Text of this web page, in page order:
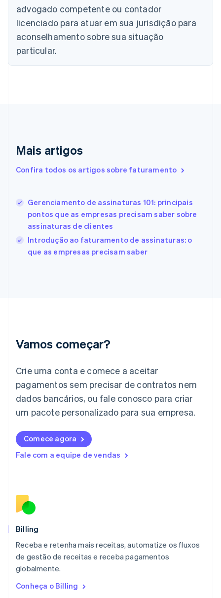
advogado competente ou contador
licenciado para atuar em sua jurisdição para
aconselhamento sobre sua situação
particular.
Mais artigos
Confira todos os artigos sobre faturamento
Gerenciamento de assinaturas 101: principais
pontos que as empresas precisam saber sobre
assinaturas de clientes
Introdução ao faturamento de assinaturas: o
que as empresas precisam saber
Vamos começar?
Crie uma conta e comece a aceitar
pagamentos sem precisar de contratos nem
dados bancários, ou fale conosco para criar
um pacote personalizado para sua empresa.
Comece agora
Fale com a equipe de vendas
Billing
Receba e retenha mais receitas, automatize os fluxos
de gestão de receitas e receba pagamentos
globalmente.
Conheça o Billing
Français
China continental
简体中文English
Chipre
Croácia
EnglishItaliano
EnglishItaliano
Espanha
EspañolEnglish
Estônia
English
Finlândia
EnglishSvenska
França
English
Gibraltar
English
Italiano English
日本語English
Letônia
Liechtenstein
Lituânia
English
Luxemburgo
English
México
Español
English
Nova Zelândia
English
Nederlands English